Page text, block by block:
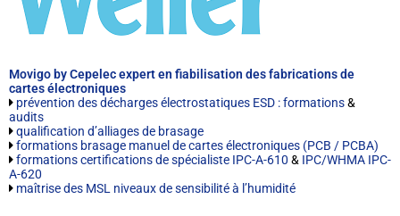
Movigo by Cepelec expert en fiabilisation des fabrications de
cartes électroniques
prévention des décharges électrostatiques ESD : formations&
audits
qualification d’alliages de brasage
formations brasage manuel de cartes électroniques (PCB / PCBA)
formations certifications de spécialiste IPC-A-610 & IPC/WHMA IPC-
A-620
maîtrise des MSL niveaux de sensibilité à l’humidité